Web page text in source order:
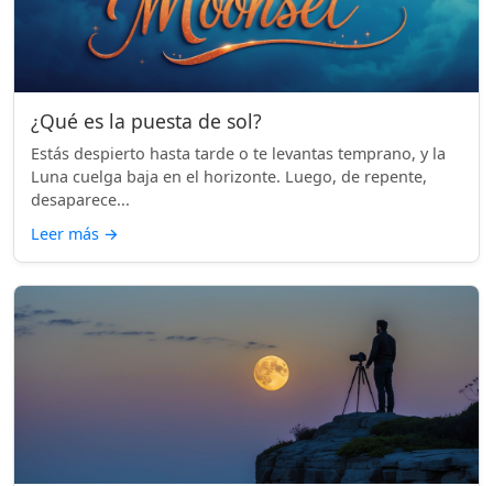
¿Qué es la puesta de sol?
Estás despierto hasta tarde o te levantas temprano, y la
Luna cuelga baja en el horizonte. Luego, de repente,
desaparece...
Leer más →